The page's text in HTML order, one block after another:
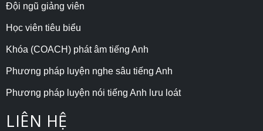
Đội ngũ giảng viên
Học viên tiêu biểu
Khóa (COACH) phát âm tiếng Anh
Phương pháp luyện nghe sâu tiếng Anh
Phương pháp luyện nói tiếng Anh lưu loát
LIÊN HỆ